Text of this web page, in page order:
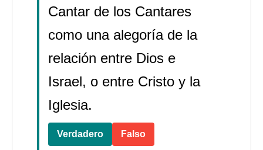
Cantar de los Cantares
como una alegoría de la
relación entre Dios e
Israel, o entre Cristo y la
Iglesia.
Verdadero Falso